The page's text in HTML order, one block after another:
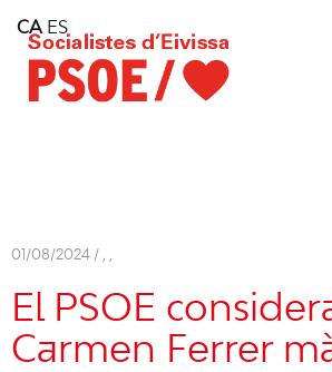
Consell Insular d'Eivissa
Services
Contact
01/08/2024 / , ,
El PSOE
Carmen Ferrer
CA ES